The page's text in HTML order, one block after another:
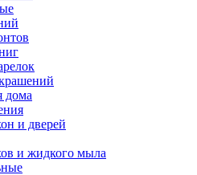
дома
и дверей
и жидкого мыла